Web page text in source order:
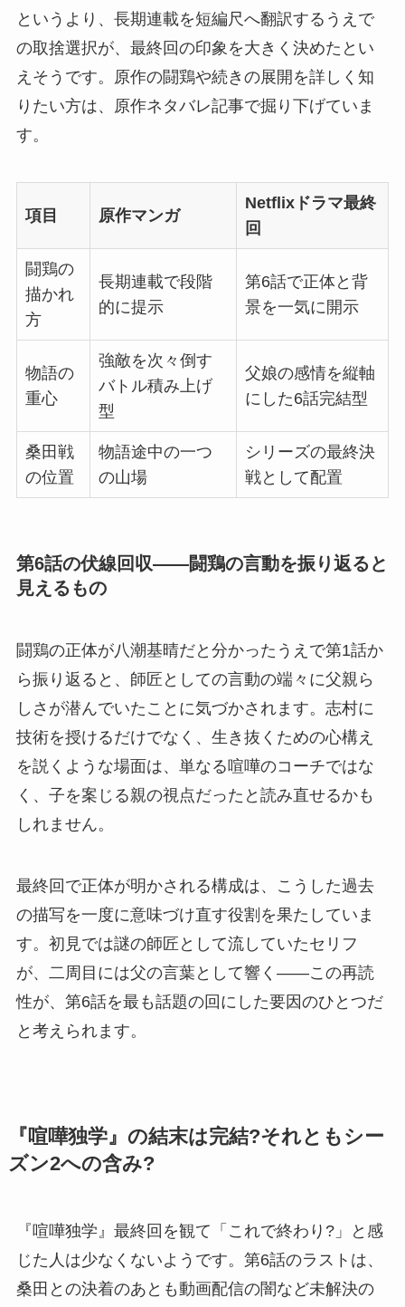
というより、長期連載を短編尺へ翻訳するうえで
の取捨選択が、最終回の印象を大きく決めたとい
えそうです。原作の闘鶏や続きの展開を詳しく知
りたい方は、原作ネタバレ記事で掘り下げていま
す。
項目 原作マンガ
Netflixドラマ最終
回
闘鶏の
描かれ
方
長期連載で段階
的に提示
第6話で正体と背
景を一気に開示
物語の
重心
強敵を次々倒す
バトル積み上げ
型
父娘の感情を縦軸
にした6話完結型
桑田戦
の位置
物語途中の一つ
の山場
シリーズの最終決
戦として配置
第6話の伏線回収——闘鶏の言動を振り返ると
見えるもの
闘鶏の正体が八潮基晴だと分かったうえで第1話か
ら振り返ると、師匠としての言動の端々に父親ら
しさが潜んでいたことに気づかされます。志村に
技術を授けるだけでなく、生き抜くための心構え
を説くような場面は、単なる喧嘩のコーチではな
く、子を案じる親の視点だったと読み直せるかも
しれません。
最終回で正体が明かされる構成は、こうした過去
の描写を一度に意味づけ直す役割を果たしていま
す。初見では謎の師匠として流していたセリフ
が、二周目には父の言葉として響く——この再読
性が、第6話を最も話題の回にした要因のひとつだ
と考えられます。
『喧嘩独学』の結末は完結?それともシー
ズン2への含み?
『喧嘩独学』最終回を観て「これで終わり?」と感
じた人は少なくないようです。第6話のラストは、
桑田との決着のあとも動画配信の闇など未解決の